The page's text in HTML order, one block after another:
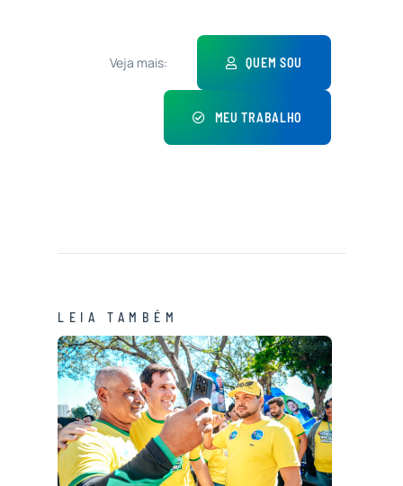
Veja mais: QUEM SOU
MEU TRABALHO
LEIA TAMBÉM